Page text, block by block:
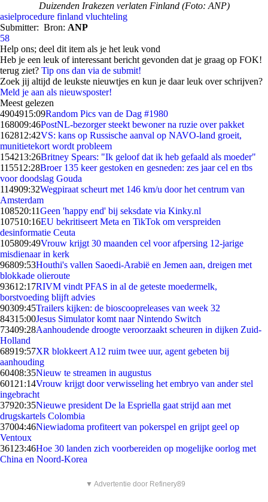
Duizenden Irakezen verlaten Finland (Foto: ANP)
asielprocedure finland vluchteling
Submitter: Bron: ANP
58
Help ons; deel dit item als je het leuk vond
Heb je een leuk of interessant bericht gevonden dat je graag op FOK!
terug ziet? Tip ons dan via de submit!
Zoek jij altijd de leukste nieuwtjes en kun je daar leuk over schrijven?
Meld je aan als nieuwsposter!
Meest gelezen
4904915:09Random Pics van de Dag #1980
168009:46PostNL-bezorger steekt bewoner na ruzie over pakket
162812:42VS: kans op Russische aanval op NAVO-land groeit,
munitietekort wordt probleem
154213:26Britney Spears: "Ik geloof dat ik heb gefaald als moeder"
115512:28Broer 135 keer gestoken en gesneden: zes jaar cel en tbs
voor doodslag Gouda
114909:32Wegpiraat scheurt met 146 km/u door het centrum van
Amsterdam
108520:11Geen 'happy end' bij seksdate via Kinky.nl
107510:16EU bekritiseert Meta en TikTok om verspreiden
desinformatie Ceuta
105809:49Vrouw krijgt 30 maanden cel voor afpersing 12-jarige
misdienaar in kerk
96809:53Houthi's vallen Saoedi-Arabië en Jemen aan, dreigen met
blokkade olieroute
93612:17RIVM vindt PFAS in al de geteste moedermelk,
borstvoeding blijft advies
90309:45Trailers kijken: de bioscoopreleases van week 32
84315:00Jesus Simulator komt naar Nintendo Switch
73409:28Aanhoudende droogte veroorzaakt scheuren in dijken Zuid-
Holland
68919:57XR blokkeert A12 ruim twee uur, agent gebeten bij
aanhouding
60408:35Nieuw te streamen in augustus
601 21:14Vrouw krijgt door verwisseling het embryo van ander stel
ingebracht
37920:35Nieuwe president De la Espriella gaat strijd aan met
drugskartels Colombia
37004:46Niewiadoma profiteert van pokerspel en grijpt geel op
Ventoux
361 23:46Hoe 30 landen zich voorbereiden op mogelijke oorlog met
China en Noord-Korea
▼ Advertentie door Refinery89